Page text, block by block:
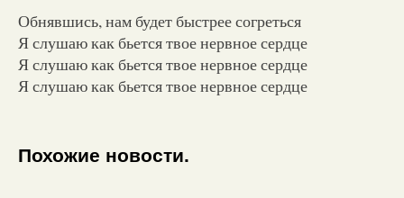
Обнявшись, нам будет быстрее согреться
Я слушаю как бьется твое нервное сердце
Я слушаю как бьется твое нервное сердце
Я слушаю как бьется твое нервное сердце
Похожие новости.